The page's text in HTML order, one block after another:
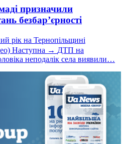
призначили
безбар’єрності
рік на Тернопільщині
Наступна → ДТП на
неподалік села виявили…